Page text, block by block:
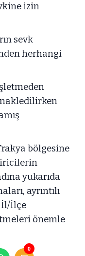
izin
sevk
herhangi
nakledilirken
bölgesine
yukarıda
ayrıntılı
İl/İlçe
önemle
0